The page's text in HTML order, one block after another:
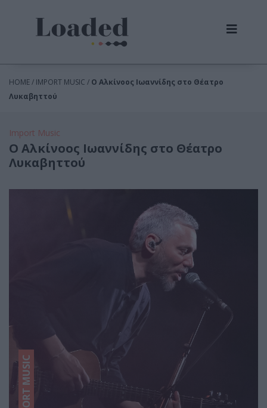
HOME / IMPORT MUSIC / Ο Αλκίνοος Ιωαννίδης στο Θέατρο
Λυκαβηττού
Import Music
Ο Αλκίνοος Ιωαννίδης στο Θέατρο
Λυκαβηττού
IMPORT MUSIC